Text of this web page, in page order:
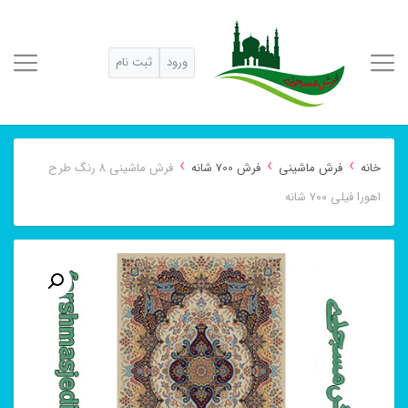
ورود ثبت نام
خانه › فرش ماشینی › فرش 700 شانه ›
فرش ماشینی ۸ رنگ طرح
اهورا فیلی ۷۰۰ شانه